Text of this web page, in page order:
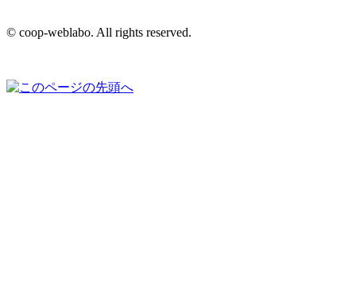
© coop-weblabo. All rights reserved.